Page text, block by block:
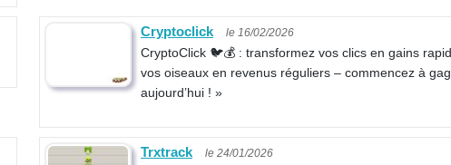
Cryptoclick le 16/02/2026
CryptoClick 🐦💰 : transformez vos clics en gains
vos oiseaux en revenus réguliers – commencez à
aujourd’hui ! »
Trxtrack le 24/01/2026